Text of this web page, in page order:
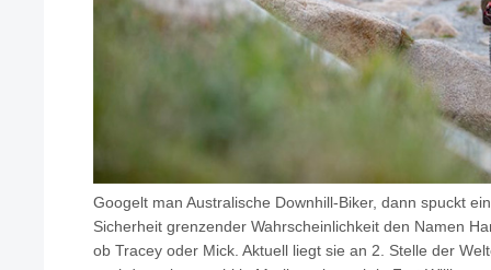
Googelt man Australische Downhill-Biker, dann spuckt
Sicherheit grenzender Wahrscheinlichkeit den Namen
ob Tracey oder Mick. Aktuell liegt sie an 2. Stelle der